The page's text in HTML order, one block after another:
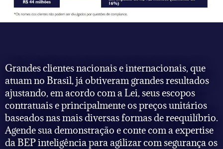
Grandes clientes nacionais e internacionais, que
atuam no Brasil, já obtiveram grandes resultados
ajustando, em acordo com a Lei, seus escopos
contratuais e principalmente os preços unitários
baseados nas mais diversas formas de reequilíbrio.
Agende sua demonstração e conte com a expertise
da BEP inteligência para agilizar com segurança os